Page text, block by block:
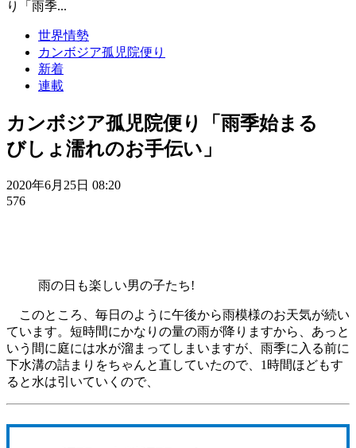
り「雨季...
世界情勢
カンボジア孤児院便り
新着
連載
カンボジア孤児院便り「雨季始まる
びしょ濡れのお手伝い」
2020年6月25日 08:20
576
雨の日も楽しい男の子たち!
このところ、毎日のように午後から雨模様のお天気が続い
ています。短時間にかなりの量の雨が降りますから、あっと
いう間に庭には水が溜まってしまいますが、雨季に入る前に
下水溝の詰まりをちゃんと直していたので、1時間ほどもす
ると水は引いていくので、